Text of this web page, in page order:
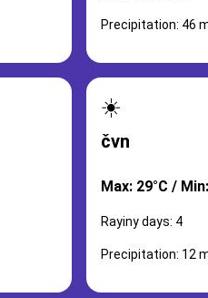
Precipitation: 46
☀️
čvn
Max: 29°C /
Rayiny days: 4
Precipitation: 12